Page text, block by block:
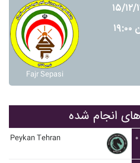
Fajr Sepasi
۱۴۰۴
انجام شده
Peykan Tehran